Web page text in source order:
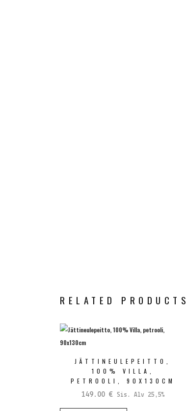
RELATED PRODUCTS
JÄTTINEULEPEITTO,
100% VILLA,
PETROOLI, 90X130CM
149.00 € Sis. Alv 25,5%